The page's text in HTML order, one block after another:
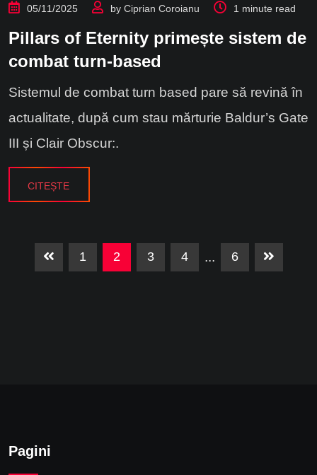
05/11/2025 by Ciprian Coroianu 1 minute read
Pillars of Eternity primește sistem de
combat turn-based
Sistemul de combat turn based pare să revină în
actualitate, după cum stau mărturie Baldur’s Gate
III și Clair Obscur:.
CITEȘTE
1 2 3 4 ... 6
Pagini